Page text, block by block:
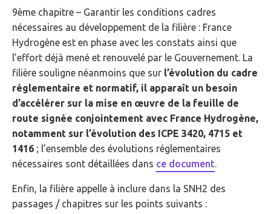
9ème chapitre – Garantir les conditions cadres
nécessaires au développement de la filière : France
Hydrogène est en phase avec les constats ainsi que
l’effort déjà mené et renouvelé par le Gouvernement. La
filière souligne néanmoins que sur l’évolution du cadre
réglementaire et normatif, il apparaît un besoin
d’accélérer sur la mise en œuvre de la feuille de
route signée conjointement avec France Hydrogène,
notamment sur l’évolution des ICPE 3420, 4715 et
1416 ; l’ensemble des évolutions réglementaires
nécessaires sont détaillées dans ce document
Enfin, la filière appelle à inclure dans la SNH2 des
passages / chapitres sur les points suivants :